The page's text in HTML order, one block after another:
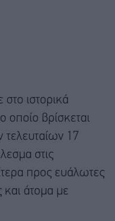
ιστορικά
οποίο βρίσκεται
τελευταίων 17
στις
προς ευάλωτες
και άτομα με